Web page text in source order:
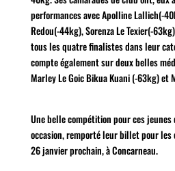
performances avec Apolline Lallich(-
Redou(-44kg), Sorenza Le Texier(-
tous les quatre finalistes dans leur
compte également sur deux belles
Marley Le Goic Bikua Kuani (-63kg) et
Une belle compétition pour ces
occasion, remporté leur billet pour les
26 janvier prochain, à Concarneau.